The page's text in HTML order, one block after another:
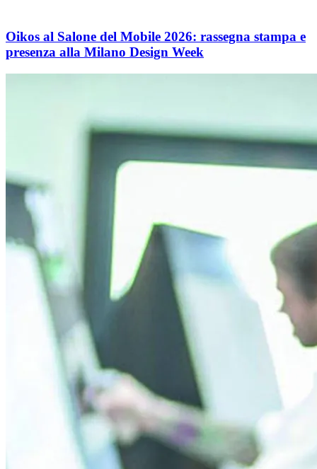
Oikos al Salone del Mobile 2026: rassegna stampa e
presenza alla Milano Design Week